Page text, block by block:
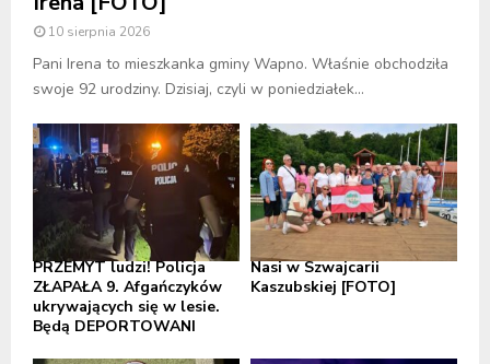
10 sierpnia 2026
Pani Irena to mieszkanka gminy Wapno. Właśnie obchodziła
swoje 92 urodziny. Dzisiaj, czyli w poniedziałek...
PRZEMYT ludzi! Policja
ZŁAPAŁA 9. Afgańczyków
ukrywających się w lesie.
Będą DEPORTOWANI
Nasi w Szwajcarii
Kaszubskiej [FOTO]